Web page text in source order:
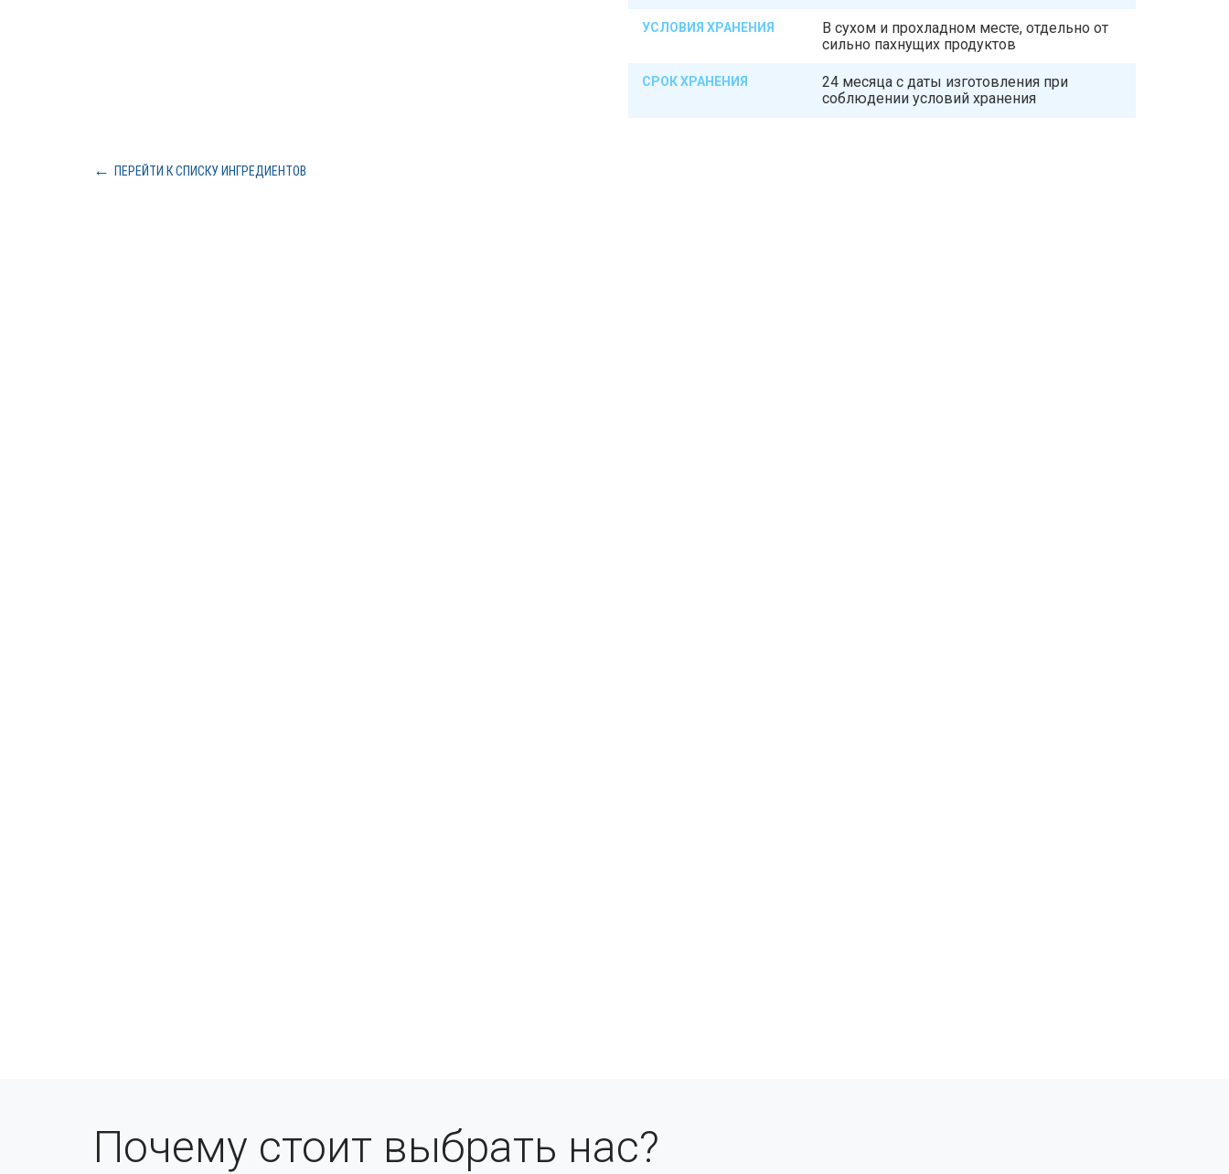
УСЛОВИЯ ХРАНЕНИЯ
В сухом и прохладном месте, отдельно от
сильно пахнущих продуктов
СРОК ХРАНЕНИЯ
24 месяца с даты изготовления при
соблюдении условий хранения
ПЕРЕЙТИ К СПИСКУ ИНГРЕДИЕНТОВ
Почему стоит выбрать нас?